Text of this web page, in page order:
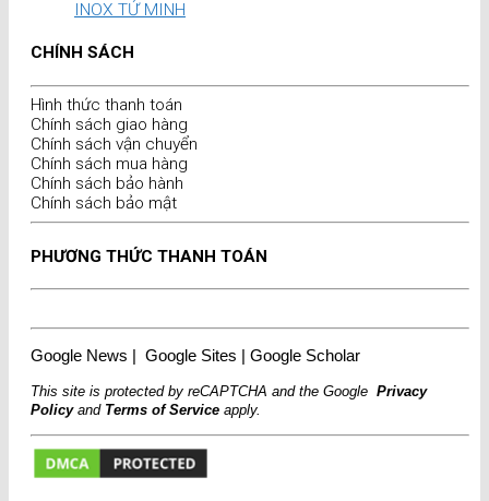
INOX TỨ MINH
CHÍNH SÁCH
Hình thức thanh toán
Chính sách giao hàng
Chính sách vận chuyển
Chính sách mua hàng
Chính sách bảo hành
Chính sách bảo mật
PHƯƠNG THỨC THANH TOÁN
Google News | Google Sites | Google Scholar
This site is protected by reCAPTCHA and the Google Privacy
PolicyandTerms of Service apply.